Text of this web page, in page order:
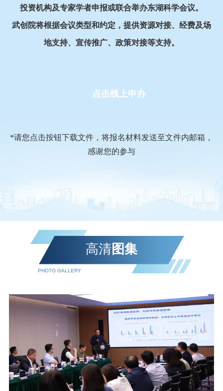
投资机构及专家学者申报或联合举办东湖科学会议。
武创院将根据会议类型和约定，提供资源对接、经费及场
地支持、宣传推广、政策对接等支持。
点击线上申办
*请您点击按钮下载文件，将报名材料发送至文件内邮箱，
感谢您的参与
高清 图集
PHOTO GALLERY